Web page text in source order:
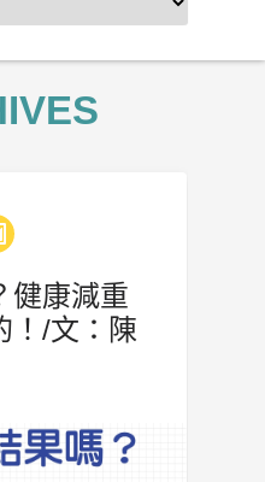
健康減重
！/文：陳